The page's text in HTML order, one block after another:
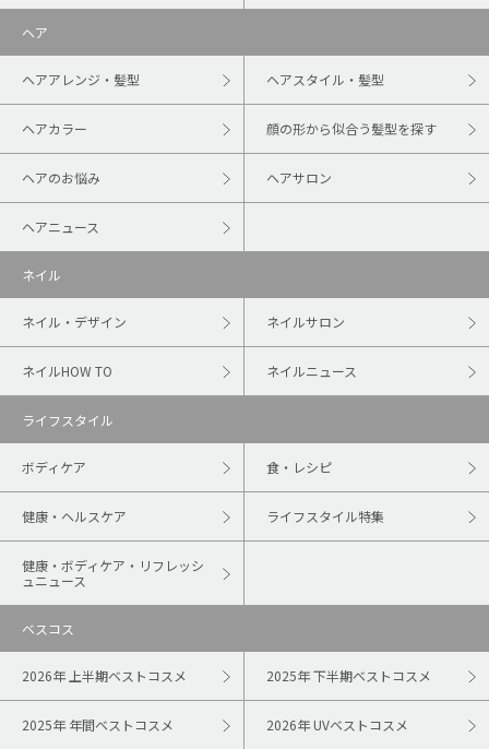
ヘア
ヘアアレンジ・髪型 ヘアスタイル・髪型
ヘアカラー 顔の形から似合う髪型を探す
ヘアのお悩み ヘアサロン
ヘアニュース
ネイル
ネイル・デザイン ネイルサロン
ネイルHOW TO ネイルニュース
ライフスタイル
ボディケア 食・レシピ
健康・ヘルスケア ライフスタイル特集
健康・ボディケア・リフレッシ
ュニュース
ベスコス
2026年 上半期ベストコスメ 2025年 下半期ベストコスメ
2025年 年間ベストコスメ 2026年 UVベストコスメ